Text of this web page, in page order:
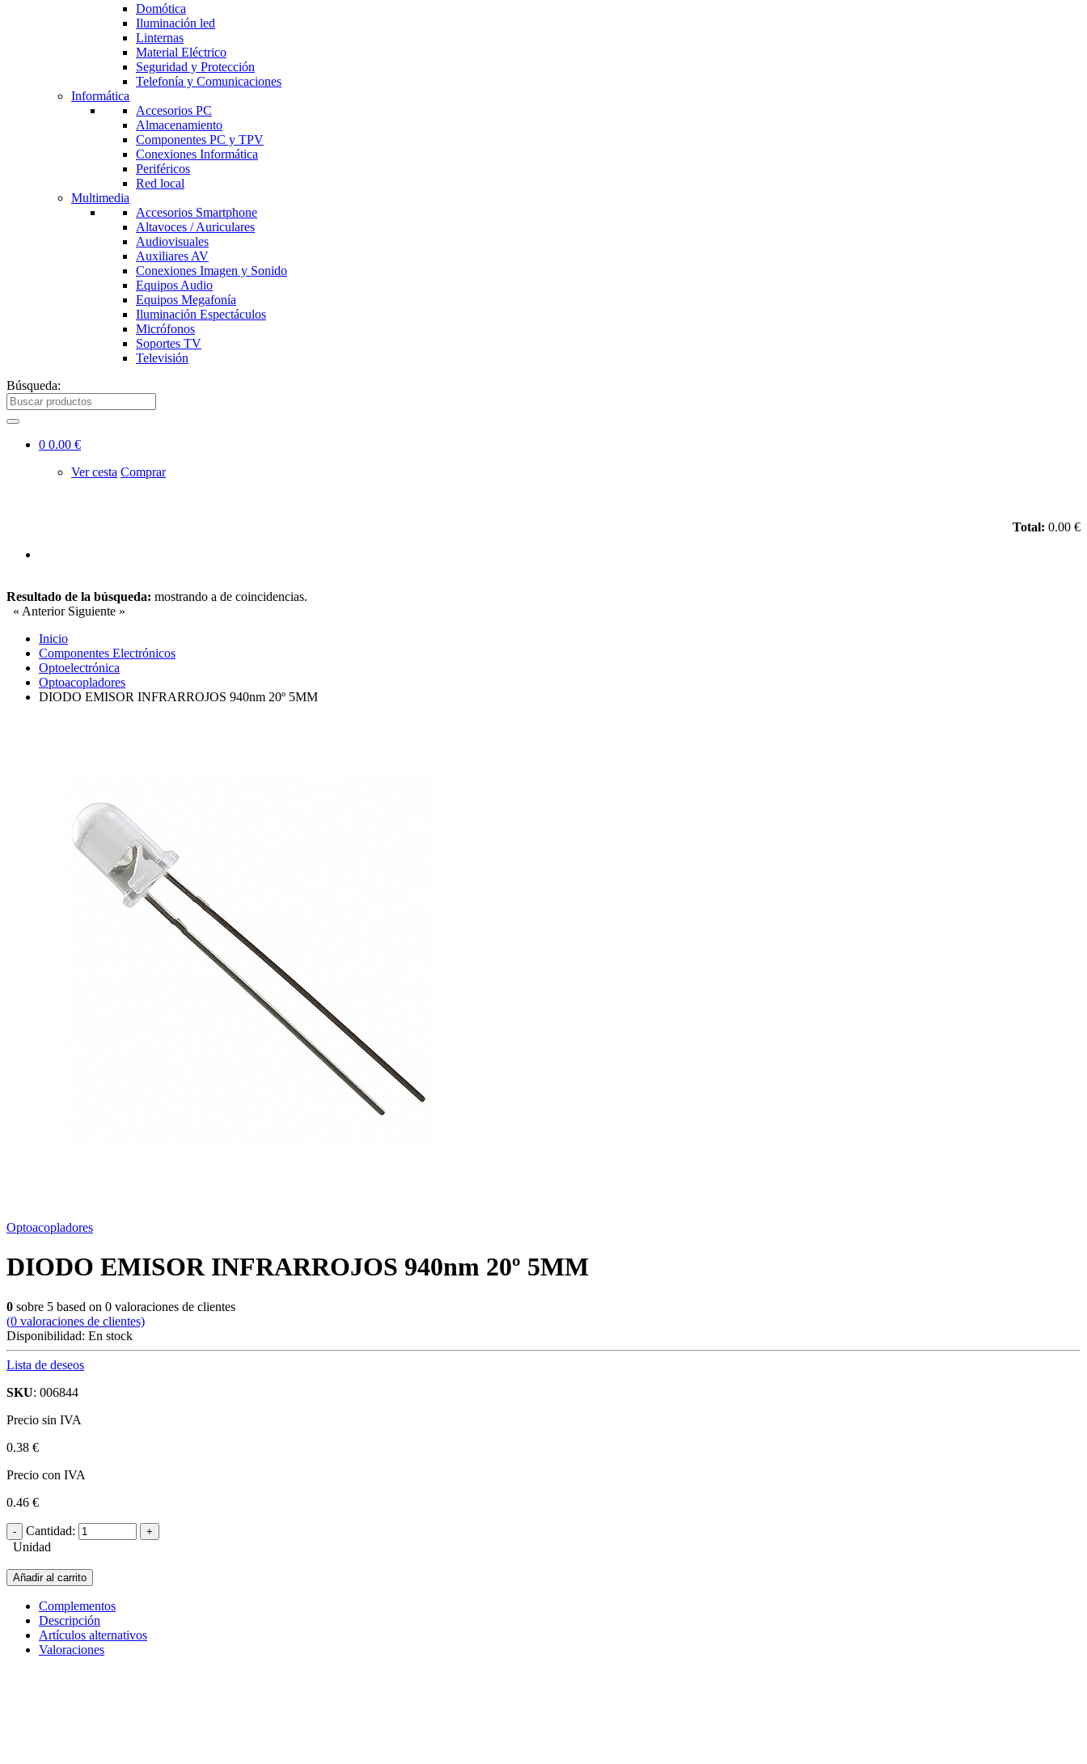
Domótica
Iluminación led
Linternas
Material Eléctrico
Seguridad y Protección
Telefonía y Comunicaciones
Informática
Accesorios PC
Almacenamiento
Componentes PC y TPV
Conexiones Informática
Periféricos
Red local
Multimedia
Accesorios Smartphone
Altavoces / Auriculares
Audiovisuales
Auxiliares AV
Conexiones Imagen y Sonido
Equipos Audio
Equipos Megafonía
Iluminación Espectáculos
Micrófonos
Soportes TV
Televisión
Búsqueda:
0 0.00 €
Ver cesta Comprar
Total: 0.00 €
Resultado de la búsqueda: mostrando a de coincidencias.
« Anterior Siguiente »
Inicio
Componentes Electrónicos
Optoelectrónica
Optoacopladores
DIODO EMISOR INFRARROJOS 940nm 20º 5MM
Optoacopladores
DIODO EMISOR INFRARROJOS 940nm 20º 5MM
0 sobre 5 based on 0 valoraciones de clientes
(0 valoraciones de clientes)
Disponibilidad: En stock
Lista de deseos
SKU: 006844
Precio sin IVA
0.38 €
Precio con IVA
0.46 €
Cantidad:
Unidad
Añadir al carrito
Complementos
Descripción
Artículos alternativos
Valoraciones